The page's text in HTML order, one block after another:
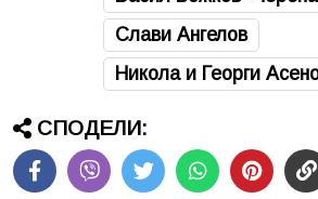
Слави Ангелов
Никола и Георги
СПОДЕЛИ: